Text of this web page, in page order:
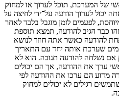
של המערכת, תוכל לערוך או למחוק
יכול לערוך הודעה על־ידי לחיצה על
לפעמים לזמן מוגבל בלבד לאחר
כבר הגיב להודעה, תמצא תוספת
להודעה כאשר אתה חוזר לנושא
שערכת אותה יחד עם התאריך
אם נשלחה להודעה תגובה. הוא לא
ערך את ההודעה, אך הם יכולים
מדוע הם ערכו את ההודעה לפי
רגילים לא יכולים למחוק